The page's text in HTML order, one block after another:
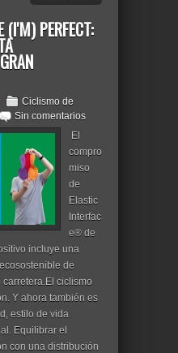
(I'M) PERFECT:
Ciclismo de
Sin comentarios
El
compro
miso
de
Elastic
Interfac
e® de
incluye una
de
ciclismo
Y ahora también es
estilo de vida
Equilibrar el
con una distribución